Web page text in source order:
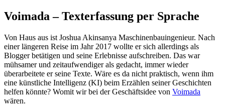
Voimada – Texterfassung per Sprache
Von Haus aus ist Joshua Akinsanya Maschinenbauingenieur. Nach
einer längeren Reise im Jahr 2017 wollte er sich allerdings als
Blogger betätigen und seine Erlebnisse aufschreiben. Das war
mühsamer und zeitaufwendiger als gedacht, immer wieder
überarbeitete er seine Texte. Wäre es da nicht praktisch, wenn ihm
eine künstliche Intelligenz (KI) beim Erzählen seiner Geschichten
helfen könnte? Womit wir bei der Geschäftsidee von Voimada
wären.